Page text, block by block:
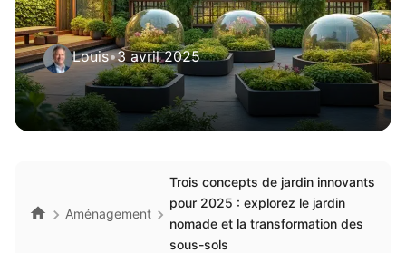
Louis•3 avril 2025
Aménagement
Trois concepts de jardin innovants
pour 2025 : explorez le jardin
nomade et la transformation des
sous-sols